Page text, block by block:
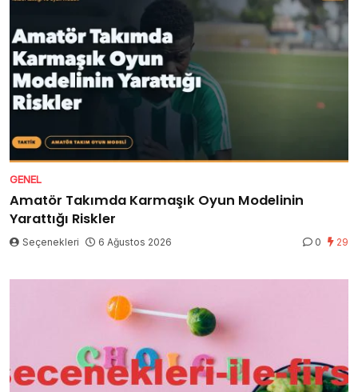
GENEL
Amatör Takımda Karmaşık Oyun Modelinin
Yarattığı Riskler
Seçenekleri 6 Ağustos 2026 0 29